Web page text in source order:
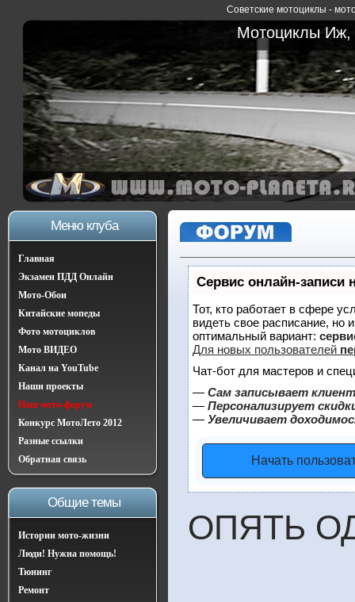
Советские мотоциклы -
Мотоциклы Иж,
Меню клуба
Главная
Экзамен ПДД Онлайн
Мото-Обои
Китайские мопеды
Фото мотоциклов
Мото ВИДЕО
Канал на YouTube
Наши проекты
Наш мото-форум
Конкурс МотоЛето 2012
Разные ссылки
Обратная связь
Общие темы
Истории мото-жизни
Люди! Нужна помощь!
Тюнинг
Ремонт
Сервис онлайн-записи
Тот, кто работает в сфере
видеть свое расписание,
оптимальный вариант:
Для новых пользователей
Чат-бот для мастеров и
— Сам записывает
— Персонализирует
— Увеличивает
Начать
ОПЯТЬ